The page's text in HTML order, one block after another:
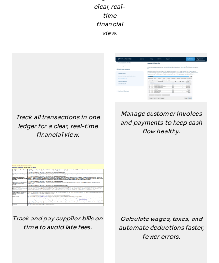
clear, real-
time
financial
view.
Track all transactions in one
ledger for a clear, real-time
financial view.
Manage customer invoices
and payments to keep cash
flow healthy.
Track and pay supplier bills on
time to avoid late fees.
Calculate wages, taxes, and
automate deductions faster,
fewer errors.